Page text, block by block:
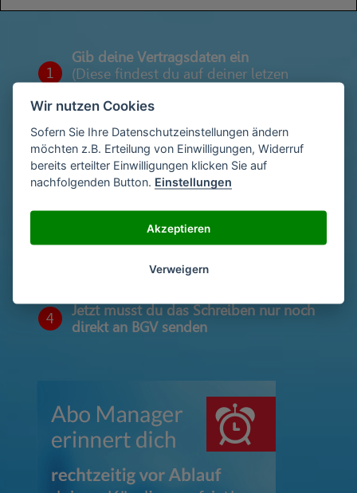
1
Gib deine Vertragsdaten ein
(Diese findest du auf deiner letzen
2
Gib deinen Namen und deine Adresse
ein
Unterschriebe das Schreiben mit deinem
Namen oder lade eine Unterschrift hoch
4
Jetzt musst du das Schreiben nur noch
direkt an BGV senden
Wir nutzen Cookies
Sofern Sie Ihre Datenschutzeinstellungen ändern
möchten z.B. Erteilung von Einwilligungen, Widerruf
bereits erteilter Einwilligungen klicken Sie auf
nachfolgenden Button. Einstellungen
Akzeptieren
Verweigern